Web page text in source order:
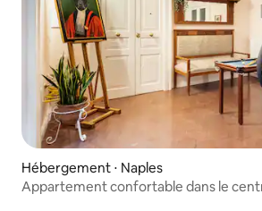
Hébergement ⋅ Naples
Appartement confortable dans le